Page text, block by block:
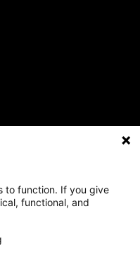
PolicyPrivacy Policy
policies
which are
on this site is
to function. If you give
functional, and